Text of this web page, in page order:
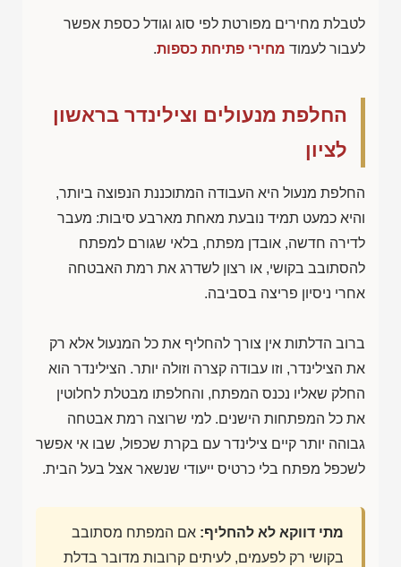
לטבלת מחירים מפורטת לפי סוג וגודל כספת אפשר
לעבור לעמוד מחירי פתיחת כספות.
החלפת מנעולים וצילינדר בראשון
לציון
החלפת מנעול היא העבודה המתוכננת הנפוצה ביותר,
והיא כמעט תמיד נובעת מאחת מארבע סיבות: מעבר
לדירה חדשה, אובדן מפתח, בלאי שגורם למפתח
להסתובב בקושי, או רצון לשדרג את רמת האבטחה
אחרי ניסיון פריצה בסביבה.
ברוב הדלתות אין צורך להחליף את כל המנעול אלא רק
את הצילינדר, וזו עבודה קצרה וזולה יותר. הצילינדר הוא
החלק שאליו נכנס המפתח, והחלפתו מבטלת לחלוטין
את כל המפתחות הישנים. למי שרוצה רמת אבטחה
גבוהה יותר קיים צילינדר עם בקרת שכפול, שבו אי אפשר
לשכפל מפתח בלי כרטיס ייעודי שנשאר אצל בעל הבית.
מתי דווקא לא להחליף: אם המפתח מסתובב
בקושי רק לפעמים, לעיתים קרובות מדובר בדלת